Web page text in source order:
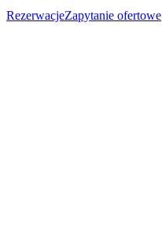
RezerwacjeZapytanie ofertowe